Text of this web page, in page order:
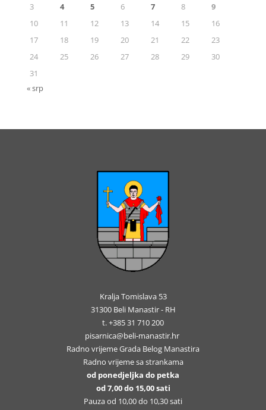
3
4 5 6 7 8
9
10
11 12 13 14 15
16
17
18 19 20 21 22
23
24
25 26 27 28 29
30
31
« srp
Kralja Tomislava 53
31300 Beli Manastir - RH
t. +385 31 710 200
pisarnica@beli-manastir.hr
Radno vrijeme Grada Belog Manastira
Radno vrijeme sa strankama
od ponedjeljka do petka
od 7,00 do 15,00 sati
Pauza od 10,00 do 10,30 sati